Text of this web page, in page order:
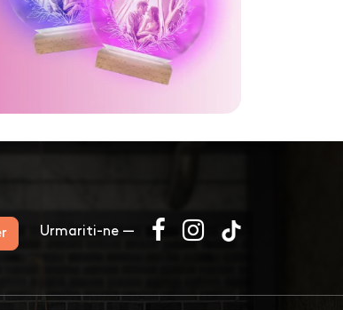
Urmariti-ne —